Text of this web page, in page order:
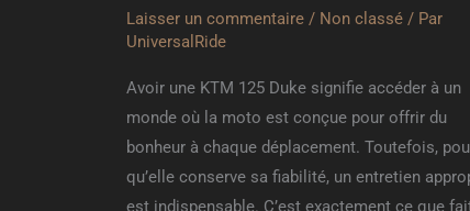
Laisser un commentaire / Non classé/ Par
UniversalRide
Avoir une KTM 125 Duke signifie accéder à un
monde où la moto est conçue pour offrir du
bonheur à chaque déplacement. Toutefois,
qu’elle conserve sa fiabilité, un entretien
est indispensable. C’est exactement ce que